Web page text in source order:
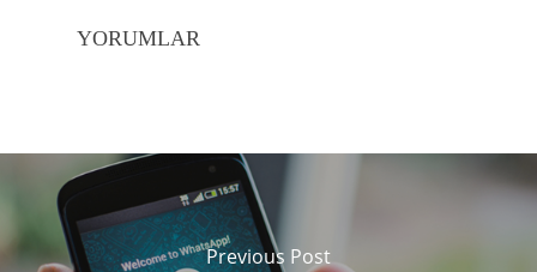
YORUMLAR
Previous Post